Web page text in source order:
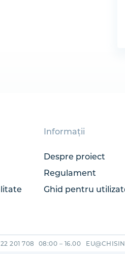
Informații
Despre proiect
Regulament
Ghid pentru
201 708 08:00 – 16.00